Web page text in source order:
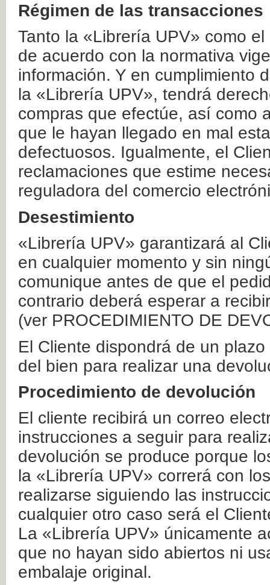
Régimen de las transacciones
Tanto la «Librería UPV» como
de acuerdo con la normativa
información. Y en cumplimiento
la «Librería UPV», tendrá
compras que efectúe, así como
que le hayan llegado en mal
defectuosos. Igualmente, el
reclamaciones que estime
reguladora del comercio
Desestimiento
«Librería UPV» garantizará al
en cualquier momento y sin
comunique antes de que el
contrario deberá esperar a
(ver PROCEDIMIENTO DE
El Cliente dispondrá de un
del bien para realizar una
Procedimiento de devolución
El cliente recibirá un correo
instrucciones a seguir para
devolución se produce porque
la «Librería UPV» correrá con
realizarse siguiendo las
cualquier otro caso será el
La «Librería UPV» únicamente
que no hayan sido abiertos ni
embalaje original.